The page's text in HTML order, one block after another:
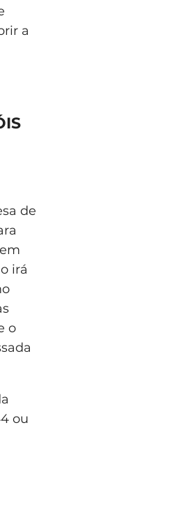
a
de
irá
o
ou